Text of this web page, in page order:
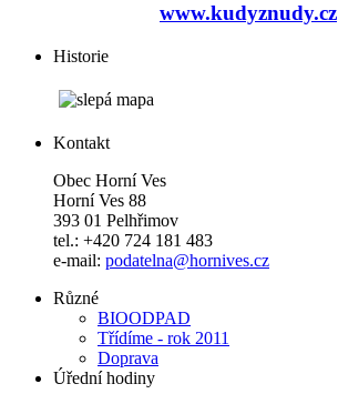
www.kudyznudy.cz
Historie
Kontakt
Obec Horní Ves
Horní Ves 88
393 01 Pelhřimov
tel.: +420 724 181 483
e-mail: podatelna@hornives.cz
Různé
BIOODPAD
Třídíme - rok 2011
Doprava
Úřední hodiny